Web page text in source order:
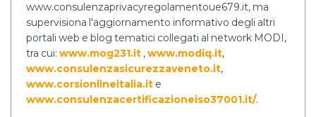
www.consulenzaprivacyregolamentoue679.it, ma
supervisiona l'aggiornamento informativo degli altri
portali web e blog tematici collegati al network MODI,
tra cui: www.mog231.it ,www.modiq.it,
www.consulenzasicurezzaveneto.it,
www.corsionlineitalia.it e
www.consulenzacertificazioneiso37001.it/.